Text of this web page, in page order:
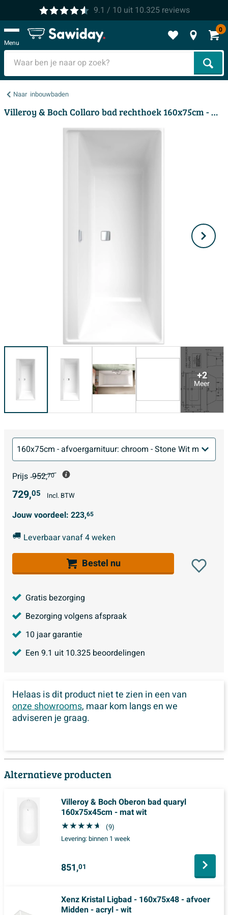
9.1 / 10 uit 10.325reviews
Menu
0
Naar inbouwbaden
Villeroy & Boch Collaro bad rechthoek 160x75cm - met badwaste stone white
+2
Meer
Prijs 952,70
729,05 Incl. BTW
Jouw voordeel: 223,65
Leverbaar vanaf 4 weken
Bestel nu
Gratis bezorging
Bezorging volgens afspraak
10 jaar garantie
Een 9.1 uit 10.325 beoordelingen
Helaas is dit product niet te zien in een van
onze showrooms, maar kom langs en we
adviseren je graag.
Alternatieve producten
Villeroy & Boch Oberon bad quaryl
160x75x45cm - mat wit
(9)
Levering:binnen 1 week
851,01
Xenz Kristal Ligbad - 160x75x48 - afvoer
Midden - acryl - wit